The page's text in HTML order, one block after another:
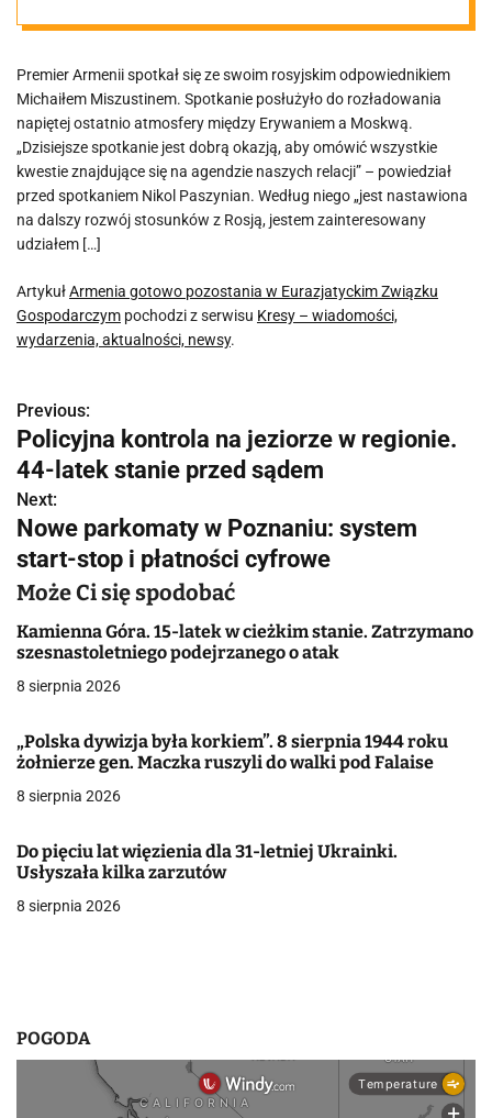
Związku
Gospodarczym
Premier Armenii spotkał się ze swoim rosyjskim odpowiednikiem
Michaiłem Miszustinem. Spotkanie posłużyło do rozładowania
napiętej ostatnio atmosfery między Erywaniem a Moskwą.
„Dzisiejsze spotkanie jest dobrą okazją, aby omówić wszystkie
kwestie znajdujące się na agendzie naszych relacji” – powiedział
przed spotkaniem Nikol Paszynian. Według niego „jest nastawiona
na dalszy rozwój stosunków z Rosją, jestem zainteresowany
udziałem […]
ArtykułArmenia gotowo pozostania w Eurazjatyckim Związku
Gospodarczym pochodzi z serwisu Kresy – wiadomości,
wydarzenia, aktualności, newsy.
N
a
w
i
g
a
c
a
w
i
s
Previous:
Policyjna kontrola na jeziorze w regionie.
44-latek stanie przed sądem
Next:
Nowe parkomaty w Poznaniu: system
start-stop i płatności cyfrowe
Może Ci się spodobać
Kamienna Góra. 15-latek w cieżkim stanie. Zatrzymano
szesnastoletniego podejrzanego o atak
8 sierpnia 2026
„Polska dywizja była korkiem”. 8 sierpnia 1944 roku
żołnierze gen. Maczka ruszyli do walki pod Falaise
8 sierpnia 2026
Do pięciu lat więzienia dla 31-letniej Ukrainki.
Usłyszała kilka zarzutów
8 sierpnia 2026
POGODA